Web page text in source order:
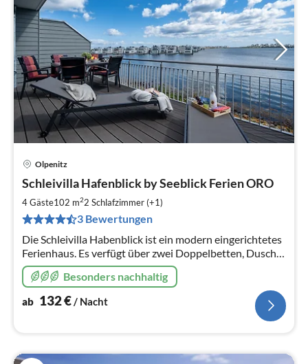
Olpenitz
Schleivilla Hafenblick by Seeblick Ferien ORO
4 Gäste102 m22 Schlafzimmer (+1)
3 Bewertungen
Die Schleivilla Habenblick ist ein modern eingerichtetes
Ferienhaus. Es verfügt über zwei Doppelbetten, Dusche,
E-Ladesäule, abschliessbarer Fahrradschuppen,
Finnische Saune und he...
Besonders nachhaltig
ab 132€/ Nacht